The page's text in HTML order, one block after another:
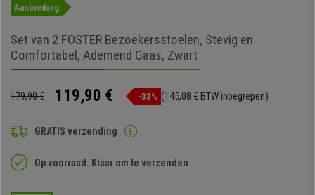
Aanbieding
Set van 2 FOSTER Bezoekersstoelen, Stevig en
Comfortabel, Ademend Gaas, Zwart
179,90 € 119,90 € -33% (145,08 € BTW inbegrepen)
GRATIS verzending
Op voorraad. Klaar om te verzenden